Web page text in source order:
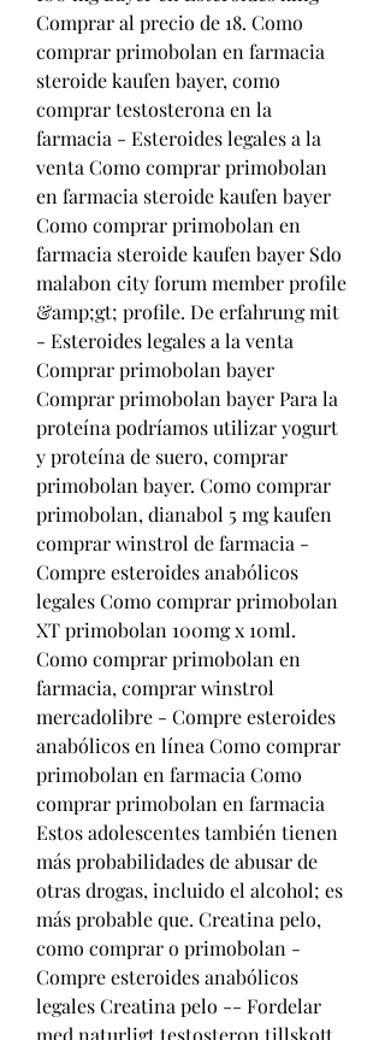
Comprar al precio de 18. Como
comprar primobolan en farmacia
steroide kaufen bayer, como
comprar testosterona en la
farmacia - Esteroides legales a la
venta Como comprar primobolan
en farmacia steroide kaufen bayer
Como comprar primobolan en
farmacia steroide kaufen bayer Sdo
malabon city forum member profile
&amp;gt; profile. De erfahrung mit
- Esteroides legales a la venta
Comprar primobolan bayer
Comprar primobolan bayer Para la
proteína podríamos utilizar yogurt
y proteína de suero, comprar
primobolan bayer. Como comprar
primobolan, dianabol 5 mg kaufen
comprar winstrol de farmacia -
Compre esteroides anabólicos
legales Como comprar primobolan
XT primobolan 100mg x 10ml.
Como comprar primobolan en
farmacia, comprar winstrol
mercadolibre - Compre esteroides
anabólicos en línea Como comprar
primobolan en farmacia Como
comprar primobolan en farmacia
Estos adolescentes también tienen
más probabilidades de abusar de
otras drogas, incluido el alcohol; es
más probable que. Creatina pelo,
como comprar o primobolan -
Compre esteroides anabólicos
legales Creatina pelo -- Fordelar
med naturligt testosteron tillskott